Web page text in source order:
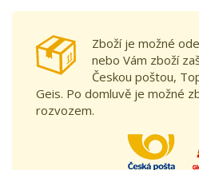
Zboží je možné
nebo Vám zboží
Českou poštou,
Geis. Po domluvě je možné
rozvozem.